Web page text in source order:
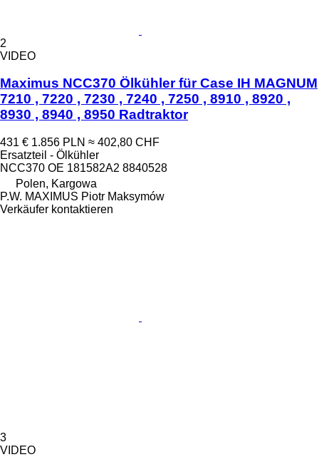
2
VIDEO
Maximus NCC370 Ölkühler für Case IH MAGNUM
7210 , 7220 , 7230 , 7240 , 7250 , 8910 , 8920 ,
8930 , 8940 , 8950 Radtraktor
431 € 1.856 PLN ≈ 402,80 CHF
Ersatzteil - Ölkühler
NCC370 OE 181582A2 8840528
Polen, Kargowa
P.W. MAXIMUS Piotr Maksymów
Verkäufer kontaktieren
3
VIDEO